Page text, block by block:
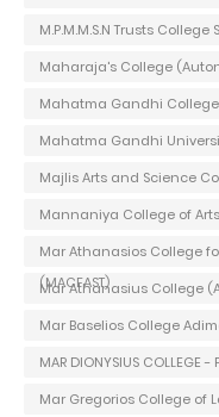
M.P.M.M.S.N Trusts College
Maharaja's College
Mahatma Gandhi
Mahatma Gandhi
Majlis Arts and Science
Mannaniya College of
Mar Athanasios College
(MACFAST)
Mar Athanasius College
Mar Baselios College
MAR DIONYSIUS COLLEGE -
Mar Gregorios College of